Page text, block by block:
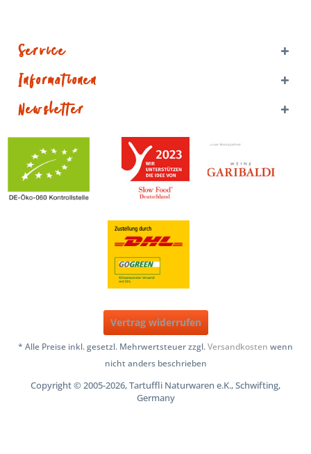
Service
Informationen
Newsletter
Vertrag widerrufen
* Alle Preise inkl. gesetzl. Mehrwertsteuer zzgl.Versandkosten wenn
nicht anders beschrieben
Copyright © 2005-2026, Tartuffli Naturwaren e.K., Schwifting,
Germany